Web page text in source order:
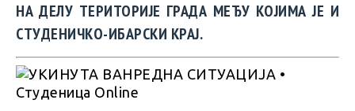
НА ДЕЛУ ТЕРИТОРИЈЕ ГРАДА МЕЂУ КОЈИМА ЈЕ И
СТУДЕНИЧКО-ИБАРСКИ КРАЈ.